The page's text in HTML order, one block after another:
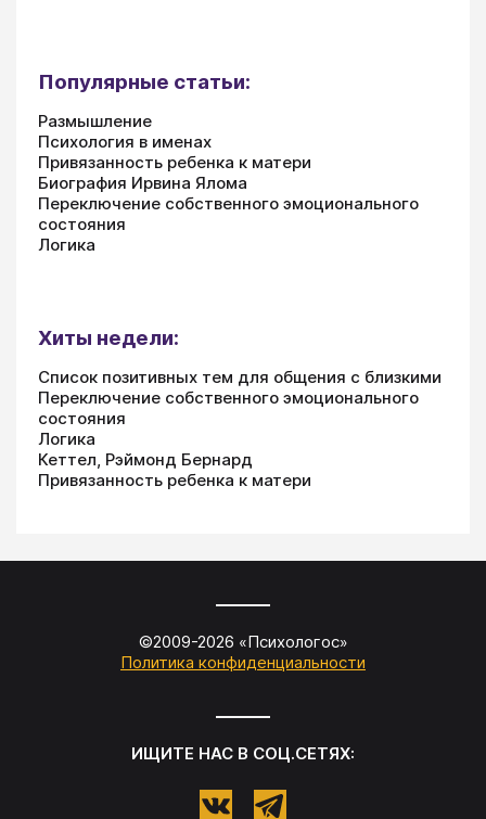
Популярные статьи:
Размышление
Психология в именах
Привязанность ребенка к матери
Биография Ирвина Ялома
Переключение собственного эмоционального
состояния
Логика
Хиты недели:
Список позитивных тем для общения с близкими
Переключение собственного эмоционального
состояния
Логика
Кеттел, Рэймонд Бернард
Привязанность ребенка к матери
©2009-2026 «Психологос»
Политика конфиденциальности
ИЩИТЕ НАС В СОЦ.СЕТЯХ: